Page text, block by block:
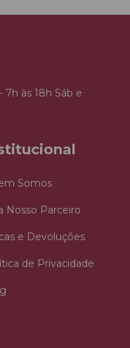
às 18h Sáb e
Somos
Nosso Parceiro
e Devoluções
de Privacidade